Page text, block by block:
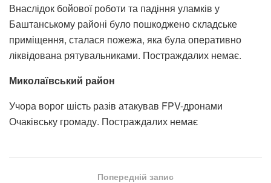
Внаслідок бойової роботи та падіння уламків у
Баштанському районі було пошкоджено складське
приміщення, сталася пожежа, яка була оперативно
ліквідована рятувальниками. Постраждалих немає.
Миколаївський район
Учора ворог шість разів атакував FPV-дронами
Очаківську громаду. Постраждалих немає
Попередній запис